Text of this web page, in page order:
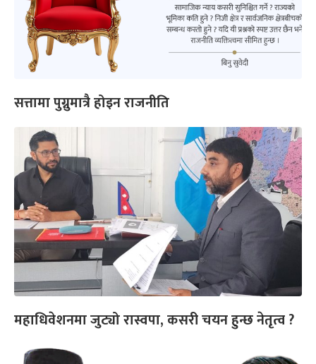
सत्तामा पुग्नुमात्रै होइन राजनीति
महाधिवेशनमा जुट्यो रास्वपा, कसरी चयन हुन्छ नेतृत्व ?